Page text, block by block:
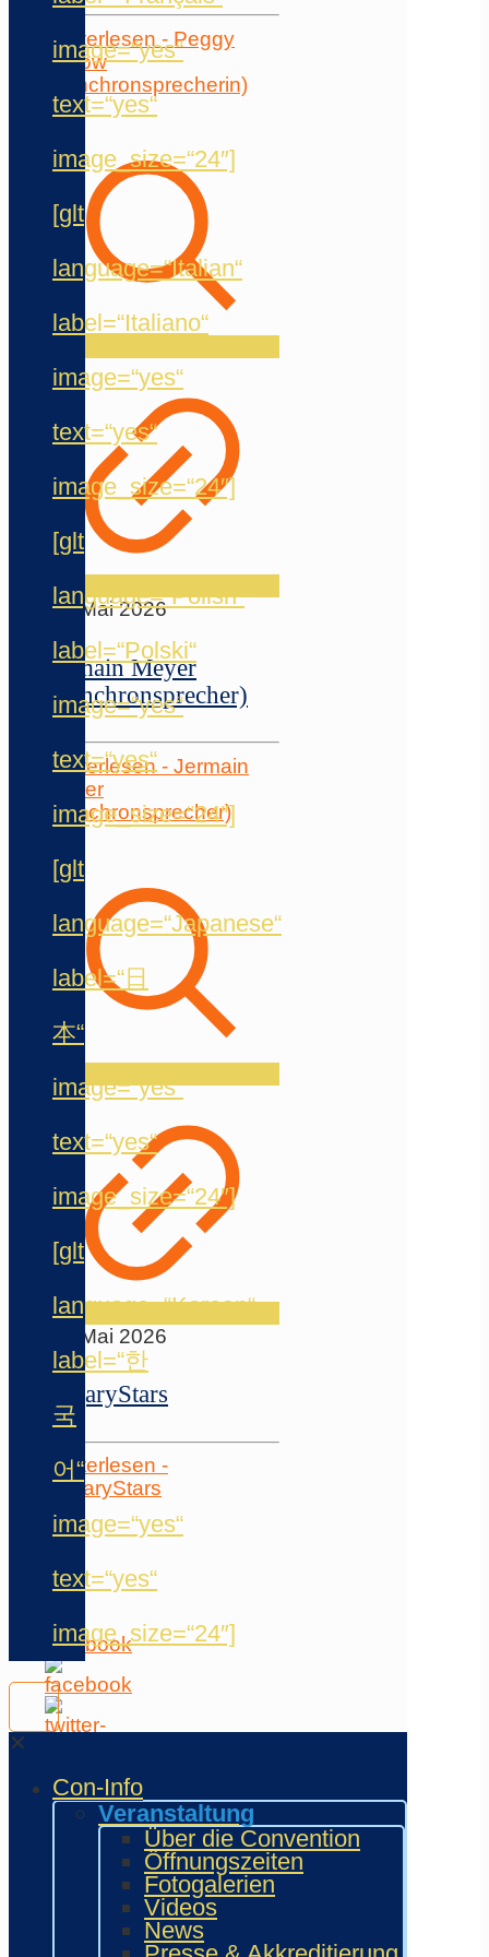
image=“yes“
text=“yes“
image_size=“24″]
[glt
language=“Italian“
label=“Italiano“
image=“yes“
text=“yes“
image_size=“24″]
[glt
language=“Polish“
label=“Polski“
image=“yes“
text=“yes“
image_size=“24″]
[glt
language=“Japanese“
label=“日
本“
image=“yes“
text=“yes“
image_size=“24″]
[glt
language=“Korean“
label=“한
국
어“
image=“yes“
text=“yes“
image_size=“24″]
✕
Con-Info
Veranstaltung
Über die Convention
Öffnungszeiten
Fotogalerien
Videos
News
Weiterlesen - Peggy
Pollow
(Synchronsprecherin)
20. Mai 2026
Jermain Meyer
(Synchronsprecher)
Weiterlesen- Jermain
Meyer
(Synchronsprecher)
10. Mai 2026
SugaryStars
Weiterlesen -
SugaryStars
Folge
…